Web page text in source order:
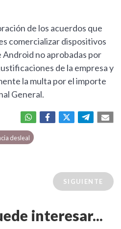
de los acuerdos que
comercializar dispositivos
Android no aprobadas por
de la empresa y
la multa por el importe
General.
desleal
SIGUIENTE
interesar...